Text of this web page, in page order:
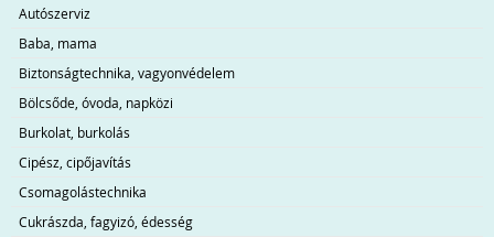
Autószerviz
Baba, mama
Biztonságtechnika, vagyonvédelem
Bölcsőde, óvoda, napközi
Burkolat, burkolás
Cipész, cipőjavítás
Csomagolástechnika
Cukrászda, fagyizó, édesség